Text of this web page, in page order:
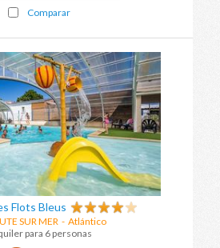
Comparar
Flots Bleus
SUR MER - Atlántico
para 6 personas